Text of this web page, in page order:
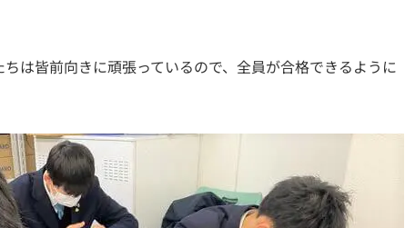
は皆前向きに頑張っているので、全員が合格できるように